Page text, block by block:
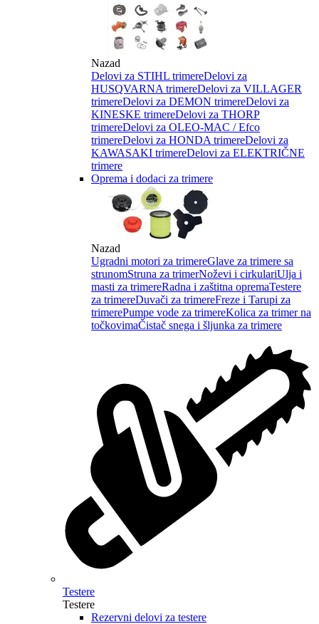
Nazad
Delovi za STIHL trimereDelovi za
HUSQVARNA trimereDelovi za VILLAGER
trimereDelovi za DEMON trimereDelovi za
KINESKE trimereDelovi za THORP
trimereDelovi za OLEO-MAC / Efco
trimereDelovi za HONDA trimereDelovi za
KAWASAKI trimereDelovi za ELEKTRIČNE
trimere
Oprema i dodaci za trimere
Nazad
Ugradni motori za trimereGlave za trimere sa
strunomStruna za trimerNoževi i cirkulariUlja i
masti za trimereRadna i zaštitna opremaTestere
za trimereDuvači za trimereFreze i Tarupi za
trimerePumpe vode za trimereKolica za trimer na
točkovimaČistač snega i šljunka za trimere
Testere
Testere
Rezervni delovi za testere